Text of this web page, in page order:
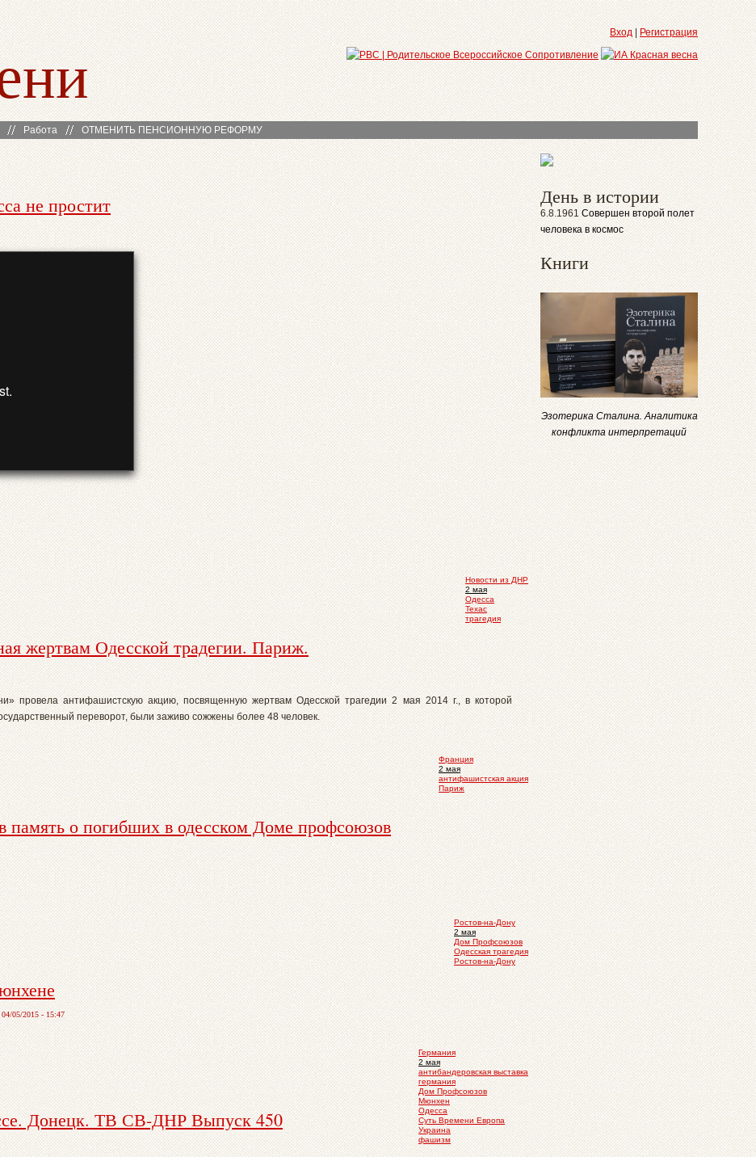
Вход Регистрация
Работа ОТМЕНИТЬ ПЕНСИОННУЮ РЕФОРМУ
не простит
Новости из ДНР
2 мая
Одесса
Техас
трагедия
жертвам Одесской традегии. Париж.
провела антифашистскую акцию, посвященную жертвам Одесской трагедии 2 мая 2014 г., в которой
переворот, были заживо сожжены более 48 человек.
Франция
2 мая
антифашистская акция
Париж
память о погибших в одесском Доме профсоюзов
Ростов-на-Дону
2 мая
Дом Профсоюзов
Одесская трагедия
Ростов-на-Дону
05/2015 - 15:47
Германия
2 мая
антибандеровская выставка
германия
Дом Профсоюзов
Мюнхен
Одесса
Суть Времени Европа
Украина
фашизм
Донецк. ТВ СВ-ДНР Выпуск 450
День в истории
6.8.1961 Совершен второй полет
человека в космос
Книги
Эзотерика Сталина. Аналитика
конфликта интерпретаций